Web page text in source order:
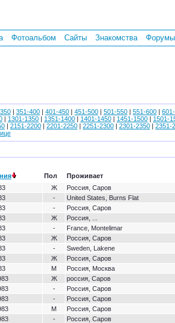
Фотоальбом Сайты Знакомства Форумы
| 351-400 | 401-450 | 451-500 | 501-550 | 551-600 |
| 1301-1350 | 1351-1400 | 1401-1450 | 1451-1500 | 1501-
| 2151-2200 | 2201-2250 | 2251-2300 | 2301-2350 | 2351-
Пол Проживает
Ж Россия, Саров
- United States, Burns Flat
- Россия, Саров
Ж Россия, ...
- France, Montelimar
Ж Россия, Саров
- Sweden, Lakene
Ж Россия, Саров
М Россия, Москва
Ж россия, Саров
- Россия, Саров
- Россия, Саров
М Россия, Саров
- Россия, Саров